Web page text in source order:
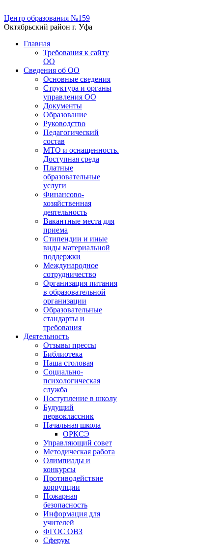
Центр образования №159
Октябрьский район г. Уфа
Главная
Требования к сайту
ОО
Сведения об ОО
Основные сведения
Структура и органы
управления ОО
Документы
Образование
Руководство
Педагогический
состав
МТО и оснащенность.
Доступная среда
Платные
образовательные
услуги
Финансово-
хозяйственная
деятельность
Вакантные места для
приема
Стипендии и иные
виды материальной
поддержки
Международное
сотрудничество
Организация питания
в образовательной
организации
Образовательные
стандарты и
требования
Деятельность
Отзывы прессы
Библиотека
Наша столовая
Социально-
психологическая
служба
Поступление в школу
Будущий
первоклассник
Начальная школа
ОРКСЭ
Управляющий совет
Методическая работа
Олимпиады и
конкурсы
Противодействие
коррупции
Пожарная
безопасность
Информация для
учителей
ФГОС ОВЗ
Сферум